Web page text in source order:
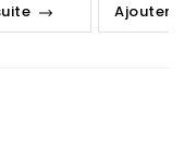
Ajouter